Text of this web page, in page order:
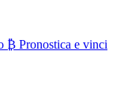
₿ Pronostica e vinci